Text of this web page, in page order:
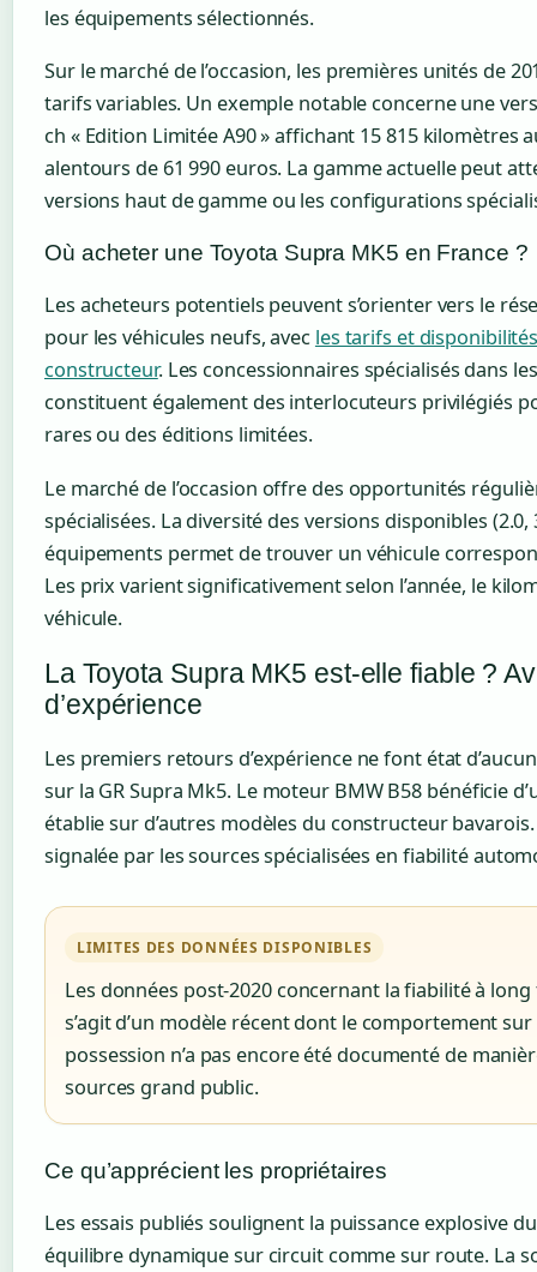
les équipements sélectionnés.
Sur le marché de l’occasion, les premières unités de
tarifs variables. Un exemple notable concerne une
ch « Edition Limitée A90 » affichant 15 815 kilomètres
alentours de 61 990 euros. La gamme actuelle peut
versions haut de gamme ou les configurations
Où acheter une Toyota Supra MK5 en France ?
Les acheteurs potentiels peuvent s’orienter vers le
pour les véhicules neufs, avec les tarifs et
constructeur. Les concessionnaires spécialisés dans
constituent également des interlocuteurs privilégiés
rares ou des éditions limitées.
Le marché de l’occasion offre des opportunités
spécialisées. La diversité des versions disponibles (2.0,
équipements permet de trouver un véhicule
Les prix varient significativement selon l’année, le
véhicule.
La Toyota Supra MK5 est-elle fiable ?
d’expérience
Les premiers retours d’expérience ne font état
sur la GR Supra Mk5. Le moteur BMW B58 bénéficie
établie sur d’autres modèles du constructeur
signalée par les sources spécialisées en fiabilité
LIMITES DES DONNÉES DISPONIBLES
Les données post-2020 concernant la fiabilité à
s’agit d’un modèle récent dont le comportement
possession n’a pas encore été documenté de
sources grand public.
Ce qu’apprécient les propriétaires
Les essais publiés soulignent la puissance explosive
équilibre dynamique sur circuit comme sur route. La